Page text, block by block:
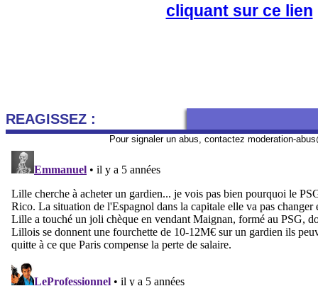
cliquant sur ce lien
REAGISSEZ :
Pour signaler un abus, contactez moderation-